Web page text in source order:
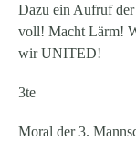
Dazu ein Aufruf
voll! Macht Lärm!
wir UNITED!
3te
Moral der 3.